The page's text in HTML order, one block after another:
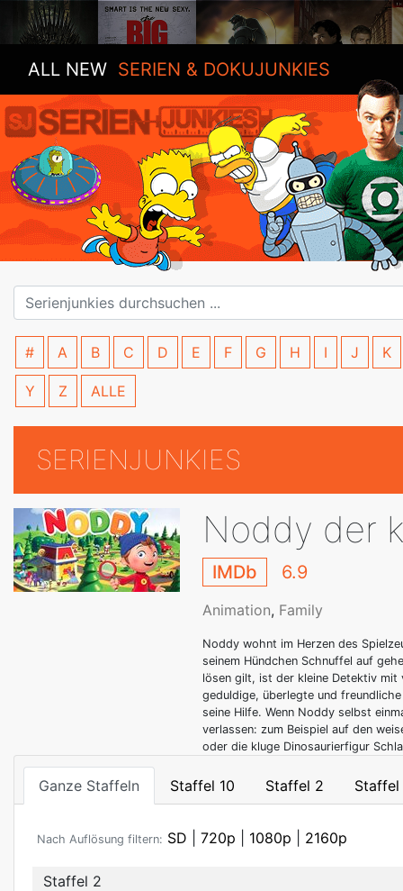
ALL NEW SERIEN & DOKUJUNKIES
# A B C D E F G H I J K
Y Z ALLE
SERIENJUNKIES
Noddy der
IMDb 6.9
Animation, Family
Noddy wohnt im Herzen des
seinem Hündchen Schnuffel auf
lösen gilt, ist der kleine Detektiv mit
geduldige, überlegte und
seine Hilfe. Wenn Noddy selbst
verlassen: zum Beispiel auf den
oder die kluge Dinosaurierfigur
Ganze Staffeln Staffel 10 Staffel 2 Staffel
Nach Auflösung filtern: SD 720p 1080p 2160p
Staffel 2